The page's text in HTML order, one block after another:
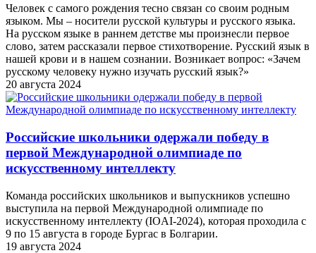
Человек с самого рождения тесно связан со своим родным
языком. Мы – носители русской культуры и русского языка.
На русском языке в раннем детстве мы произнесли первое
слово, затем рассказали первое стихотворение. Русский язык в
нашей крови и в нашем сознании. Возникает вопрос: «Зачем
русскому человеку нужно изучать русский язык?»
20 августа 2024
Российские школьники одержали победу в
первой Международной олимпиаде по
искусственному интеллекту
Команда российских школьников и выпускников успешно
выступила на первой Международной олимпиаде по
искусственному интеллекту (IOAI-2024), которая проходила с
9 по 15 августа в городе Бургас в Болгарии.
19 августа 2024